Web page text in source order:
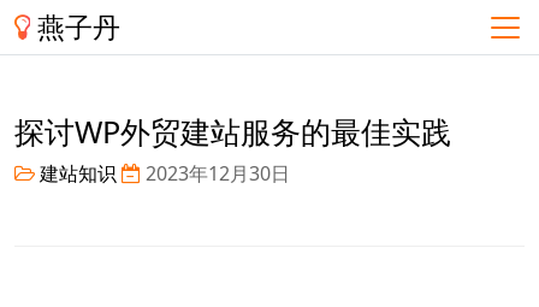
燕子丹
探讨WP外贸建站服务的最佳实践
建站知识 2023年12月30日